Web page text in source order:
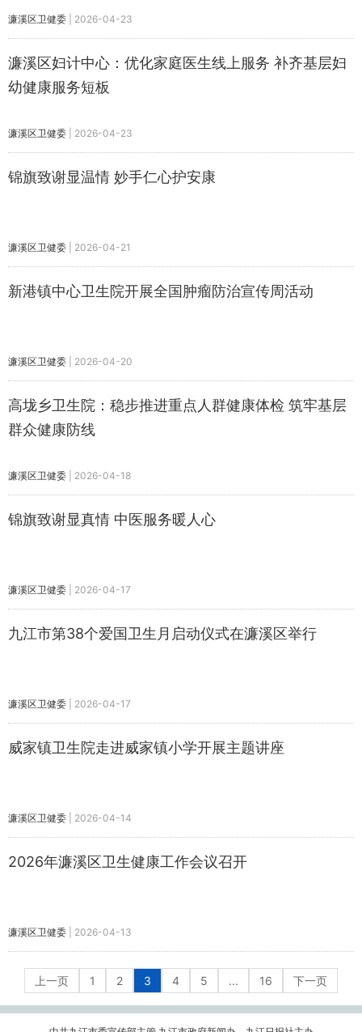
濂溪区卫健委 2026-04-23
濂溪区妇计中心：优化家庭医生线上服务 补齐基层妇
幼健康服务短板
濂溪区卫健委 2026-04-23
锦旗致谢显温情 妙手仁心护安康
濂溪区卫健委 2026-04-21
新港镇中心卫生院开展全国肿瘤防治宣传周活动
濂溪区卫健委 2026-04-20
高垅乡卫生院：稳步推进重点人群健康体检 筑牢基层
群众健康防线
濂溪区卫健委 2026-04-18
锦旗致谢显真情 中医服务暖人心
濂溪区卫健委 2026-04-17
九江市第38个爱国卫生月启动仪式在濂溪区举行
濂溪区卫健委 2026-04-17
威家镇卫生院走进威家镇小学开展主题讲座
濂溪区卫健委 2026-04-14
2026年濂溪区卫生健康工作会议召开
濂溪区卫健委 2026-04-13
上一页 1 2 3 4 5 ... 16 下一页